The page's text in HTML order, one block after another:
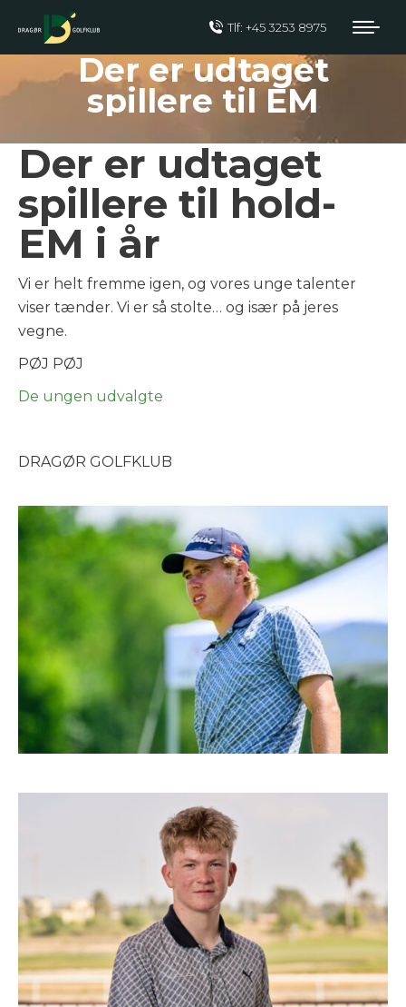
Tlf: +45 3253 8975
Der er udtaget
spillere til EM
Der er udtaget
spillere til hold-
EM i år
Vi er helt fremme igen, og vores unge talenter
viser tænder. Vi er så stolte… og især på jeres
vegne.
PØJ PØJ
De ungen udvalgte
DRAGØR GOLFKLUB